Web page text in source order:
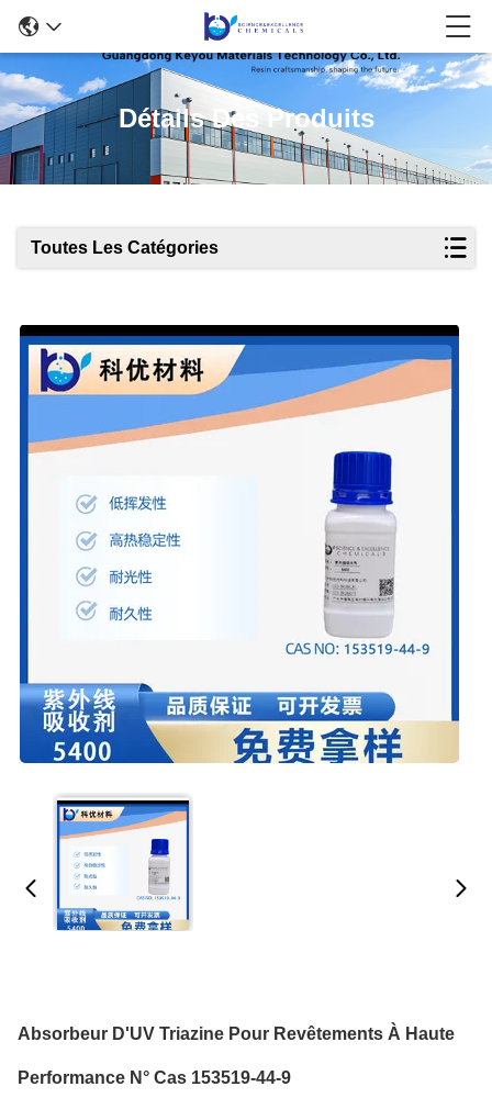
Détails Des Produits
Toutes Les Catégories
Absorbeur D'UV Triazine Pour Revêtements À Haute
Performance N° Cas 153519-44-9